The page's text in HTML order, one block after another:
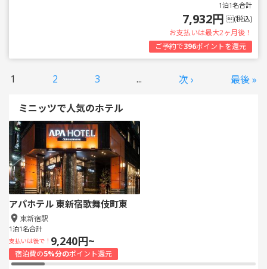
1泊1名合計
7,932円 (税込)
お支払いは最大2ヶ月後！
ご予約で396ポイントを還元
1 2 3 ... 次 › 最後 »
ミニッツで人気のホテル
アパホテル 東新宿歌舞伎町東
東新宿駅
1泊1名合計
支払いは後で！ 9,240円~
宿泊費の5%分のポイント還元